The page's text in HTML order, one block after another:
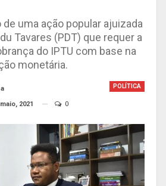
uma ação popular ajuizada
Tavares (PDT) que requer a
do IPTU com base na
monetária.
POLÍTICA
2021 0